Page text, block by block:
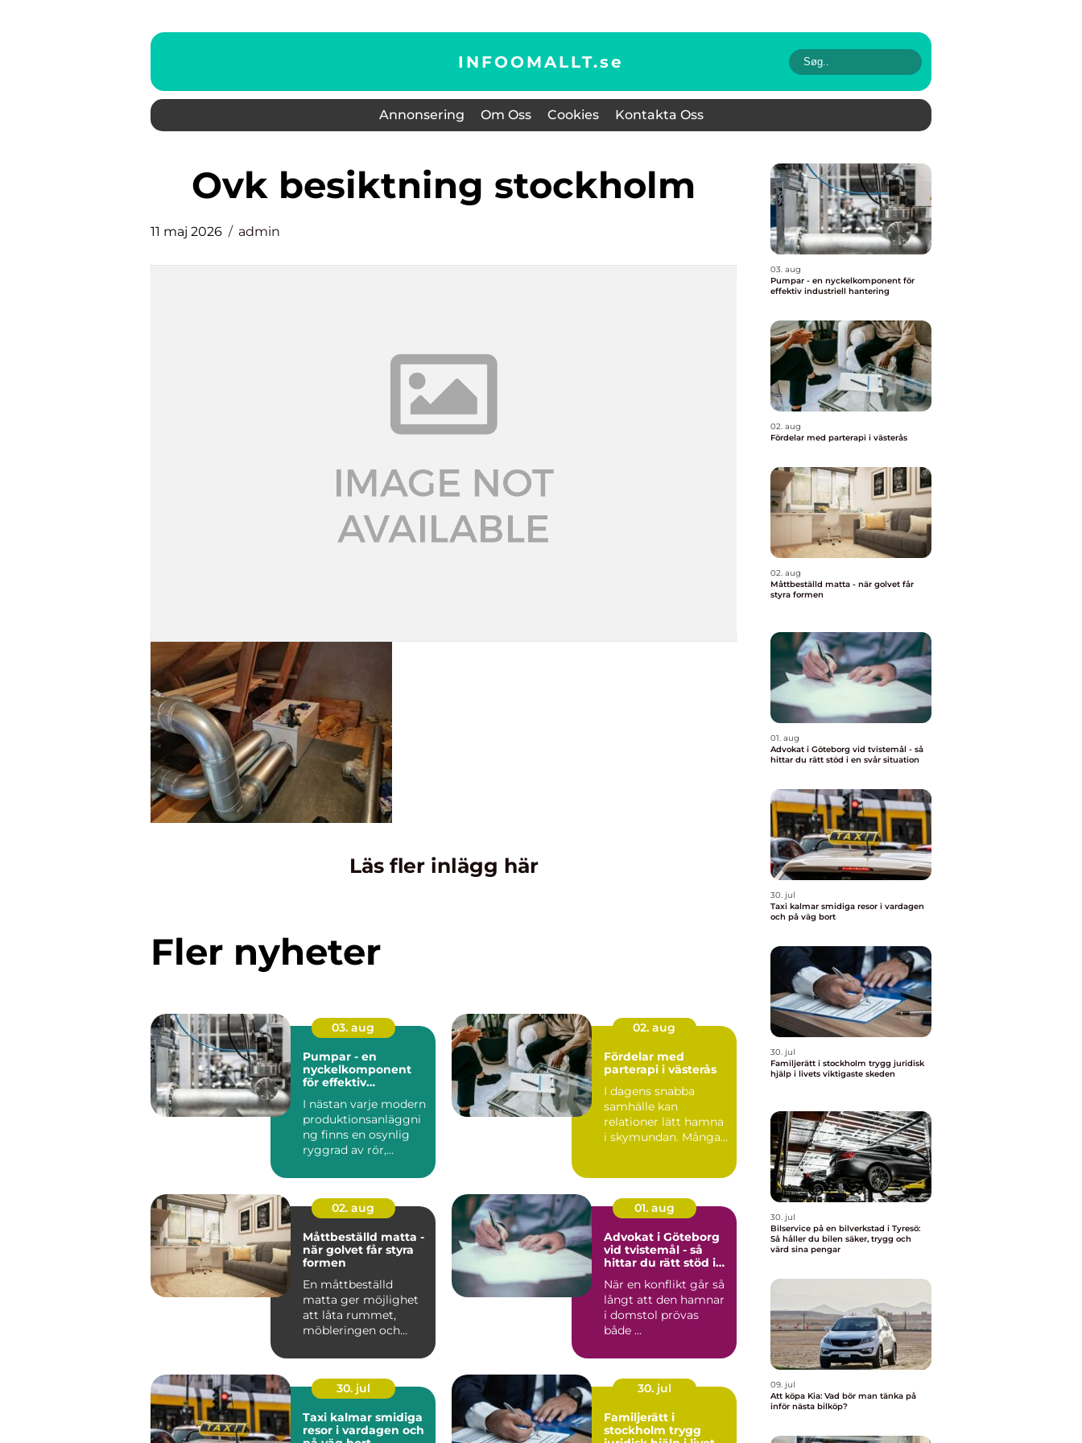
INFOOMALLT.se
Annonsering Om Oss Cookies Kontakta Oss
ovk besiktning stockholm
11 maj 2026 admin
Läs fler inlägg här
Fler nyheter
03. aug
Pumpar - en
nyckelkomponent
för effektiv
I nästan varje modern
produktionsanläggni
ng finns en osynlig
ryggrad av rör,
02. aug
Fördelar med
parterapi i västerås
I dagens snabba
samhälle kan
relationer lätt hamna
i skymundan. Många
02. aug
Måttbeställd matta -
när golvet får styra
formen
En måttbeställd
matta ger möjlighet
att låta rummet,
möbleringen och
01. aug
Advokat i Göteborg
vid tvistemål - så
hittar du rätt stöd i
När en konflikt går så
långt att den hamnar
i domstol prövas
både ...
30. jul
Taxi kalmar smidiga
resor i vardagen och
30. jul
Familjerätt i
stockholm trygg
03. aug
Pumpar - en nyckelkomponent för
effektiv industriell hantering
02. aug
Fördelar med parterapi i västerås
02. aug
Måttbeställd matta - när golvet får
styra formen
01. aug
Advokat i Göteborg vid tvistemål - så
hittar du rätt stöd i en svår situation
30. jul
Taxi kalmar smidiga resor i vardagen
och på väg bort
30. jul
Familjerätt i stockholm trygg juridisk
hjälp i livets viktigaste skeden
30. jul
Bilservice på en bilverkstad i Tyresö:
Så håller du bilen säker, trygg och
värd sina pengar
09. jul
Att köpa Kia: Vad bör man tänka på
inför nästa bilköp?